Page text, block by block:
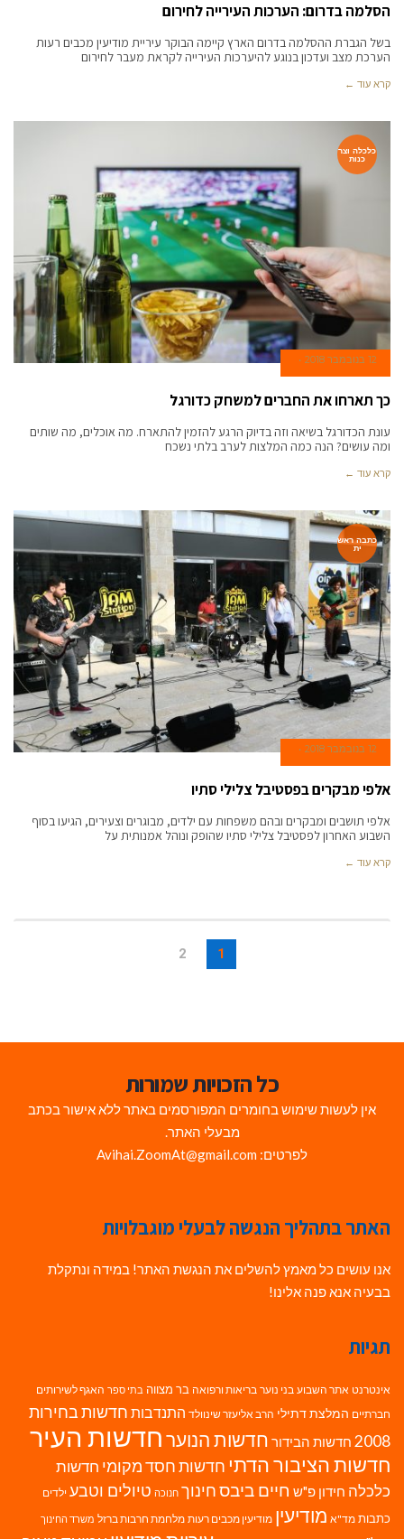
הסלמה בדרום: הערכות העירייה לחירום
בשל הגברת ההסלמה בדרום הארץ קיימה הבוקר עיריית מודיעין מכבים רעות
הערכת מצב ועדכון בנוגע להיערכות העירייה לקראת מעבר לחירום
קרא עוד ←
כלכלה וצר
כנות
12 בנובמבר 2018
כך תארחו את החברים למשחק כדורגל
עונת הכדורגל בשיאה וזה בדיוק הרגע להזמין להתארח. מה אוכלים, מה שותים
ומה עושים? הנה כמה המלצות לערב בלתי נשכח
קרא עוד ←
כתבה ראש
ית
12 בנובמבר 2018
אלפי מבקרים בפסטיבל צלילי סתיו
אלפי תושבים ומבקרים ובהם משפחות עם ילדים, מבוגרים וצעירים, הגיעו בסוף
השבוע האחרון לפסטיבל צלילי סתיו שהופק ונוהל אמנותית על
קרא עוד ←
1
2
כל הזכויות שמורות
אין לעשות שימוש בחומרים המפורסמים באתר ללא אישור בכתב
מבעלי האתר.
לפרטים: Avihai.ZoomAt@gmail.com
האתר בתהליך הנגשה לבעלי מוגבלויות
אנו עושים כל מאמץ להשלים את הנגשת האתר! במידה ונתקלת
בבעיה אנא פנה אלינו!
תגיות
אינטרנט אתר השבוע בני נוער בריאות ורפואה בר מצווה בתי ספר האגף לשירותים
חברתיים המלצת דתילי הרב אליעזר שינוולד התנדבות חדשות בחירות
2008 חדשות הבידור חדשות הנוערחדשות העיר
חדשות הציבור הדתי חדשות חסד מקומי חדשות
כלכלה חידון פ"ש חיים ביבסחינוך חנוכה טיולים וטבע ילדים
כתבות מד"א מודיעין מודיעין מכבים רעות מלחמת חרבות ברזל משרד החינוך